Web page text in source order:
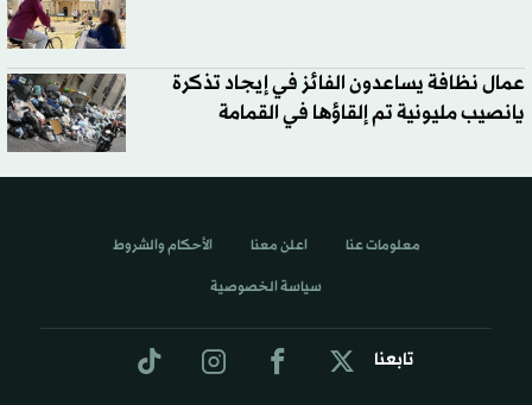
عمال نظافة يساعدون الفائز في إيجاد تذكرة
يانصيب مليونية تم إلقاؤها في القمامة
تابعنا
معلومات عنا اعلن معنا الأحكام والشروط
سياسة الخصوصية